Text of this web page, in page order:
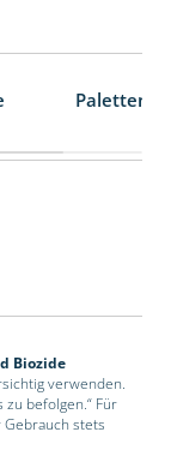
Biozide
verwenden.
befolgen.“ Für
stets